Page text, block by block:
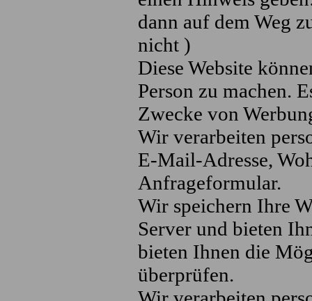
dann auf dem Weg
nicht )
Diese Website
Person zu machen.
Zwecke von
Wir verarbeiten
E-Mail-Adresse,
Anfrageformular.
Wir speichern Ihre
Server und bieten
bieten Ihnen die
überprüfen.